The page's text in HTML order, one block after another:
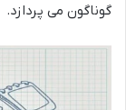
گوناگون می پردازد.